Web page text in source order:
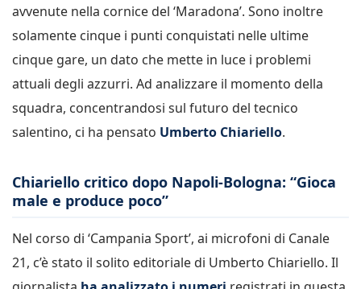
avvenute nella cornice del ‘Maradona’. Sono inoltre
solamente cinque i punti conquistati nelle ultime
cinque gare, un dato che mette in luce i problemi
attuali degli azzurri. Ad analizzare il momento della
squadra, concentrandosi sul futuro del tecnico
salentino, ci ha pensato Umberto Chiariello.
Chiariello critico dopo Napoli-Bologna: “Gioca
male e produce poco”
Nel corso di ‘Campania Sport’, ai microfoni di Canale
21, c’è stato il solito editoriale di Umberto Chiariello. Il